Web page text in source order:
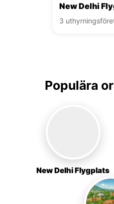
New Delhi
3
Populära
New Delhi Flygplats